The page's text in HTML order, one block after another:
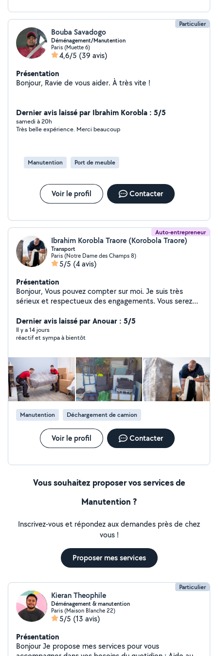
équipe très expérimentée. Cordialement à vous
Particulier
Bouba Savadogo
Déménagement/Manutention
Paris (Muette 6)
4,6/5 (39 avis)
Présentation
Bonjour, Ravie de vous aider. À très vite !
Dernier avis laissé par Ibrahim Korobla : 5/5
samedi à 20h
Très belle expérience. Merci beaucoup
Manutention Port de meuble
Voir le profil Contacter
Auto-entrepreneur
Ibrahim Korobla Traore (Korobola Traore)
Transport
Paris (Notre Dame des Champs 8)
5/5 (4 avis)
Présentation
Bonjour, Vous pouvez compter sur moi. Je suis très
sérieux et respectueux des engagements. Vous serez
confiance en moi. Merci beaucoup pour votre retour.
Dernier avis laissé par Anouar : 5/5
Il y a 14 jours
réactif et sympa à bientôt
Manutention Déchargement de camion
Voir le profil Contacter
Vous souhaitez proposer vos services de
Manutention ?
Inscrivez-vous et répondez aux demandes près de chez
vous !
Proposer mes services
Particulier
Kieran Theophile
Déménagement & manutention
Paris (Maison Blanche 22)
5/5 (13 avis)
Présentation
Bonjour Je propose mes services pour vous